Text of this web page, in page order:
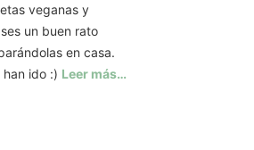
veganas y
un buen rato
en casa.
ido :) Leer más…